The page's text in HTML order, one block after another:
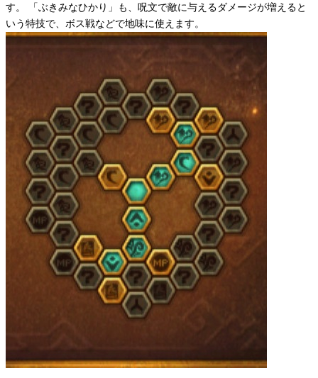
す。 「ぶきみなひかり」も、呪文で敵に与えるダメージが増えると
いう特技で、ボス戦などで地味に使えます。